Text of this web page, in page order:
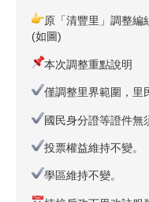
原「清豐里」調整編
(如圖)
本次調整重點說明
僅調整里界範圍，里
國民身分證等證件無
投票權益維持不變。
學區維持不變。